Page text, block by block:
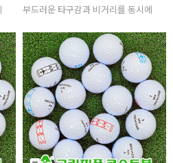
부드러운 타구감과 비거리를 동시에